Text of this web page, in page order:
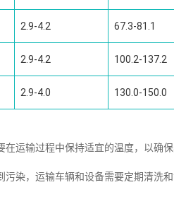
2.9-4.2 67.3-81.1
2.9-4.2 100.2-137.2
2.9-4.0 130.0-150.0
运输过程中保持适宜的温度，以确保
染，运输车辆和设备需要定期清洗